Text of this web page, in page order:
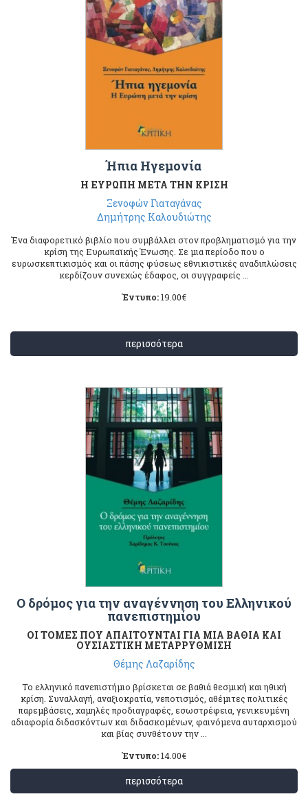
Ήπια Ηγεμονία
Η ΕΥΡΩΠΗ ΜΕΤΑ ΤΗΝ ΚΡΙΣΗ
Ξενοφών Γιαταγάνας
Δημήτρης Καλουδιώτης
Ένα διαφορετικό βιβλίο που συμβάλλει στον προβληματισμό για την
κρίση της Ευρωπαϊκής Ένωσης. Σε μια περίοδο που ο
ευρωσκεπτικισμός και οι πάσης φύσεως εθνικιστικές αναδιπλώσεις
κερδίζουν συνεχώς έδαφος, οι συγγραφείς ...
Έντυπο:19.00€
περισσότερα
Ο δρόμος για την αναγέννηση του Ελληνικού
πανεπιστημίου
ΟΙ ΤΟΜΕΣ ΠΟΥ ΑΠΑΙΤΟΥΝΤΑΙ ΓΙΑ ΜΙΑ ΒΑΘΙΑ ΚΑΙ
ΟΥΣΙΑΣΤΙΚΗ ΜΕΤΑΡΡΥΘΜΙΣΗ
Θέμης Λαζαρίδης
Το ελληνικό πανεπιστήμιο βρίσκεται σε βαθιά θεσμική και ηθική
κρίση. Συναλλαγή, αναξιοκρατία, νεποτισμός, αθέμιτες πολιτικές
παρεμβάσεις, χαμηλές προδιαγραφές, εσωστρέφεια, γενικευμένη
αδιαφορία διδασκόντων και διδασκομένων, φαινόμενα αυταρχισμού
και βίας συνθέτουν την ...
Έντυπο:14.00€
περισσότερα